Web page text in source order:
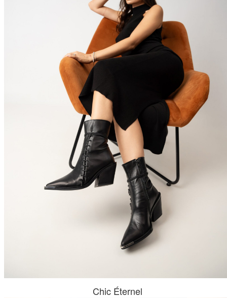
Chic Éternel